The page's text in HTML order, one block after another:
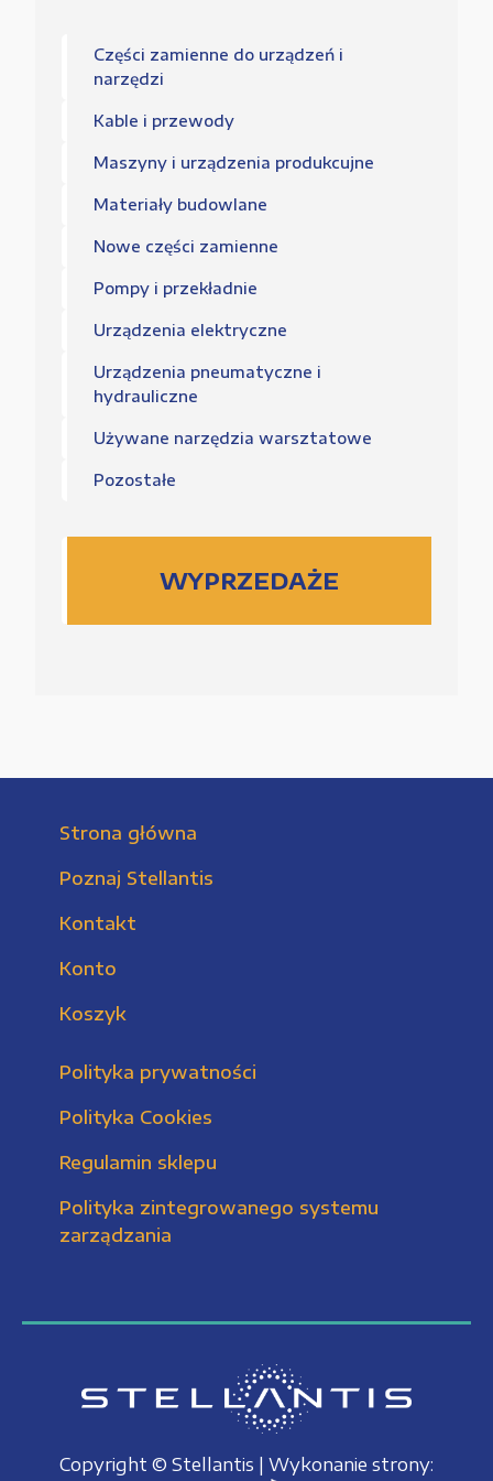
Części zamienne do urządzeń i
narzędzi
Kable i przewody
Maszyny i urządzenia produkcujne
Materiały budowlane
Nowe części zamienne
Pompy i przekładnie
Urządzenia elektryczne
Urządzenia pneumatyczne i
hydrauliczne
Używane narzędzia warsztatowe
Pozostałe
WYPRZEDAŻE
Strona główna
Poznaj Stellantis
Kontakt
Konto
Koszyk
Polityka prywatności
Polityka Cookies
Regulamin sklepu
Polityka zintegrowanego systemu
zarządzania
Copyright © Stellantis | Wykonanie strony: